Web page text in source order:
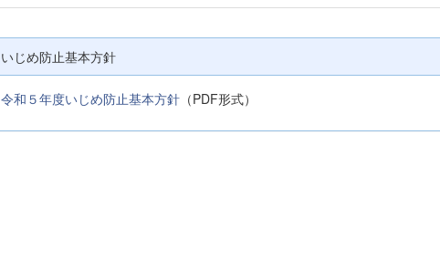
いじめ防止基本方針
令和５年度いじめ防止基本方針（PDF形式）